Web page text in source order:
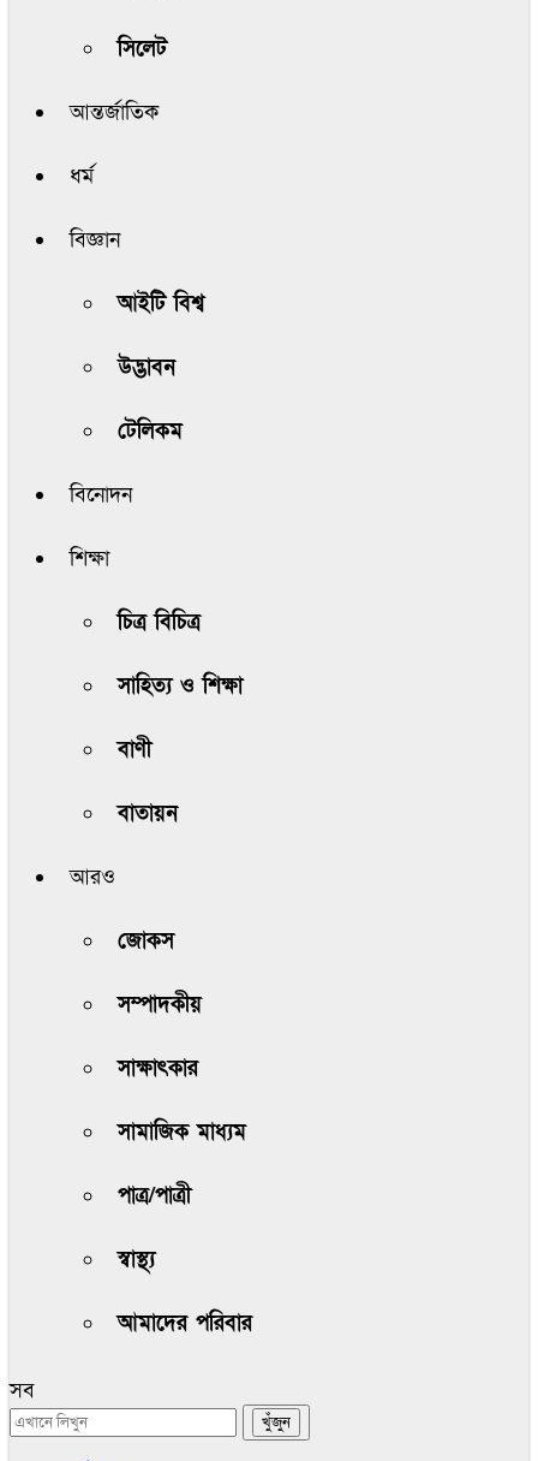
সিলেট
আন্তর্জাতিক
ধর্ম
বিজ্ঞান
আইটি বিশ্ব
উদ্ভাবন
টেলিকম
বিনোদন
শিক্ষা
চিত্র বিচিত্র
সাহিত্য ও শিক্ষা
বাণী
বাতায়ন
আরও
জোকস
সম্পাদকীয়
সাক্ষাৎকার
সামাজিক মাধ্যম
পাত্র/পাত্রী
স্বাস্থ্য
আমাদের পরিবার
সব